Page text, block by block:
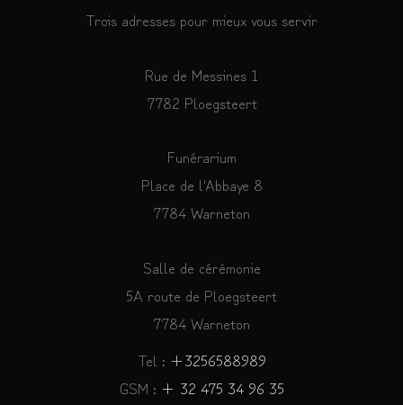
Trois adresses pour mieux vous servir
Rue de Messines 1
7782 Ploegsteert
Funérarium
Place de l'Abbaye 8
7784 Warneton
Salle de cérémonie
5A route de Ploegsteert
7784 Warneton
Tel : +3256588989
GSM : + 32 475 34 96 35